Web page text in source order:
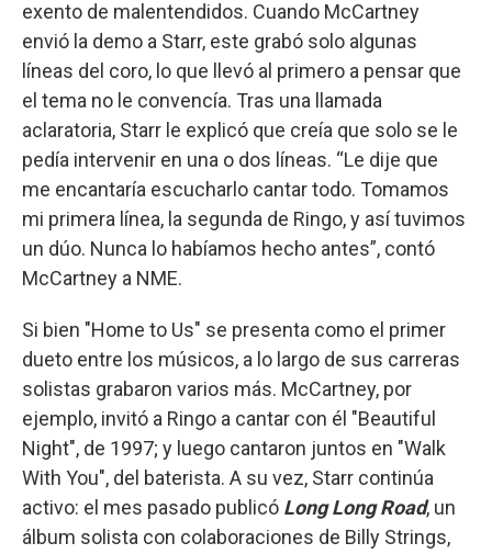
exento de malentendidos. Cuando McCartney
envió la demo a Starr, este grabó solo algunas
líneas del coro, lo que llevó al primero a pensar que
el tema no le convencía. Tras una llamada
aclaratoria, Starr le explicó que creía que solo se le
pedía intervenir en una o dos líneas. “Le dije que
me encantaría escucharlo cantar todo. Tomamos
mi primera línea, la segunda de Ringo, y así tuvimos
un dúo. Nunca lo habíamos hecho antes”, contó
McCartney a NME.
Si bien "Home to Us" se presenta como el primer
dueto entre los músicos, a lo largo de sus carreras
solistas grabaron varios más. McCartney, por
ejemplo, invitó a Ringo a cantar con él "Beautiful
Night", de 1997; y luego cantaron juntos en "Walk
With You", del baterista. A su vez, Starr continúa
activo: el mes pasado publicó Long Long Road, un
álbum solista con colaboraciones de Billy Strings,